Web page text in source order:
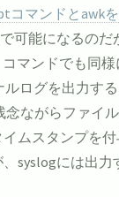
コマンドとawk
可能になるのだ
マンドでも同様
ログを出力す
念ながらファイ
ムスタンプを付
syslogには出力